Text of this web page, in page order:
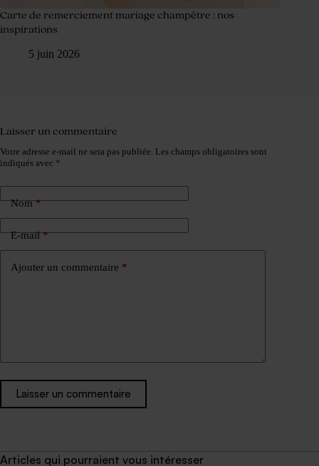
Carte de remerciement mariage champêtre : nos
inspirations
5 juin 2026
Laisser un commentaire
Votre adresse e-mail ne sera pas publiée. Les champs obligatoires sont
indiqués avec *
Nom*
E-mail*
Ajouter un commentaire *
Laisser un commentaire
Articles qui pourraient vous intéresser